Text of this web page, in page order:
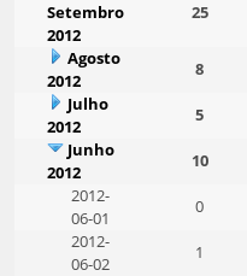
Setembro
2012
25
Agosto
2012
8
Julho
2012
5
Junho
2012
10
2012-
06-01
0
2012-
06-02
1